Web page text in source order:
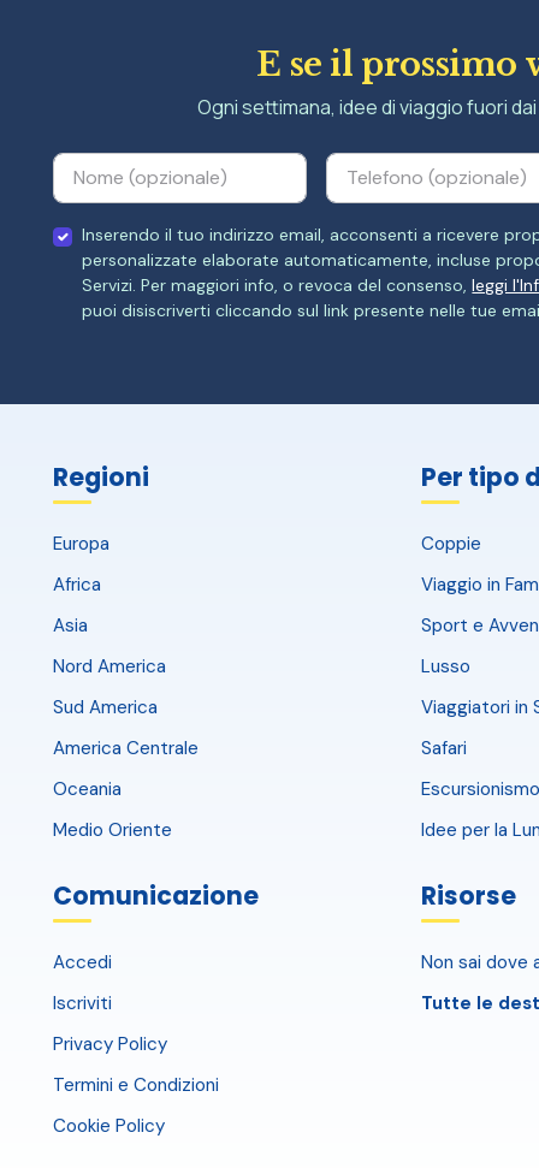
E se il prossimo
Ogni settimana, idee di viaggio fuori
Inserendo il tuo indirizzo email, acconsenti a ricevere
personalizzate elaborate automaticamente, incluse
Servizi. Per maggiori info, o revoca del consenso,leggi
puoi disiscriverti cliccando sul link presente nelle tue
Regioni
Europa
Africa
Asia
Nord America
Sud America
America Centrale
Oceania
Medio Oriente
Per tipo
Coppie
Viaggio in
Sport e
Lusso
Viaggiatori in
Safari
Idee per la
Comunicazione
Accedi
Iscriviti
Privacy Policy
Termini e Condizioni
Cookie Policy
Risorse
Non sai dove
Tutte le